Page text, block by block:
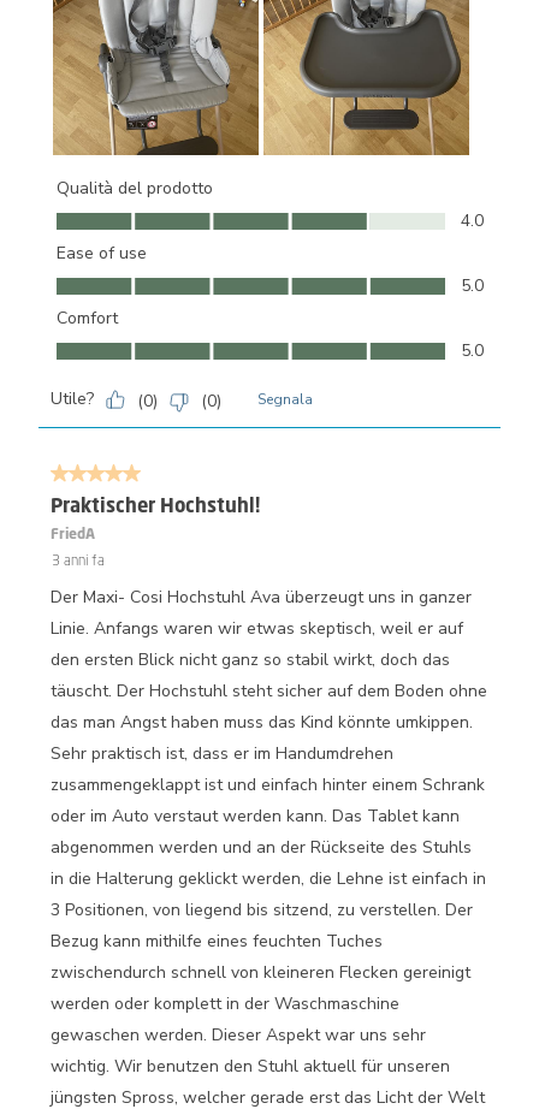
Qualità del prodotto
Qualità del prodotto, 4.0 su 5
4.0
Ease of use
Ease of use, 5.0 su 5
5.0
Comfort
Comfort, 5.0 su 5
5.0
Utile? (0) (0) Segnala
5 su 5 stelle.
Praktischer Hochstuhl!
FriedA
3 anni fa
Der Maxi- Cosi Hochstuhl Ava überzeugt uns in ganzer
Linie. Anfangs waren wir etwas skeptisch, weil er auf
den ersten Blick nicht ganz so stabil wirkt, doch das
täuscht. Der Hochstuhl steht sicher auf dem Boden ohne
das man Angst haben muss das Kind könnte umkippen.
Sehr praktisch ist, dass er im Handumdrehen
zusammengeklappt ist und einfach hinter einem Schrank
oder im Auto verstaut werden kann. Das Tablet kann
abgenommen werden und an der Rückseite des Stuhls
in die Halterung geklickt werden, die Lehne ist einfach in
3 Positionen, von liegend bis sitzend, zu verstellen. Der
Bezug kann mithilfe eines feuchten Tuches
zwischendurch schnell von kleineren Flecken gereinigt
werden oder komplett in der Waschmaschine
gewaschen werden. Dieser Aspekt war uns sehr
wichtig. Wir benutzen den Stuhl aktuell für unseren
jüngsten Spross, welcher gerade erst das Licht der Welt